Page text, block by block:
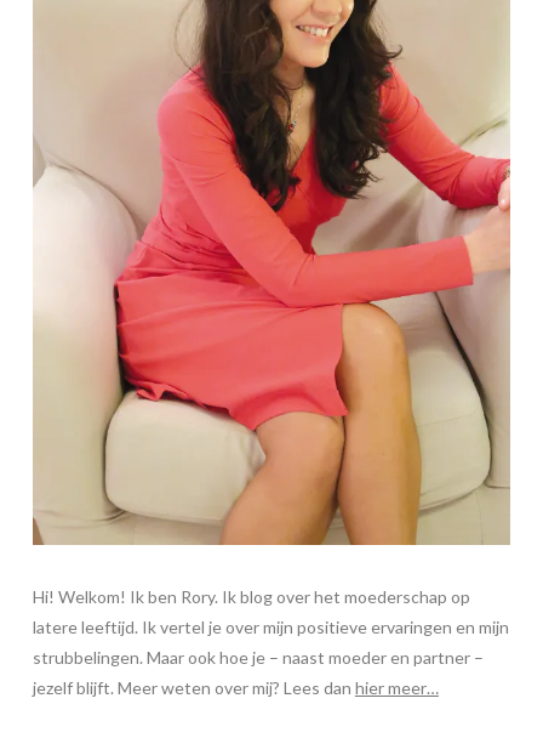
Hi! Welkom! Ik ben Rory. Ik blog over het moederschap op
latere leeftijd. Ik vertel je over mijn positieve ervaringen en mijn
strubbelingen. Maar ook hoe je – naast moeder en partner –
jezelf blijft. Meer weten over mij? Lees dan hier meer…